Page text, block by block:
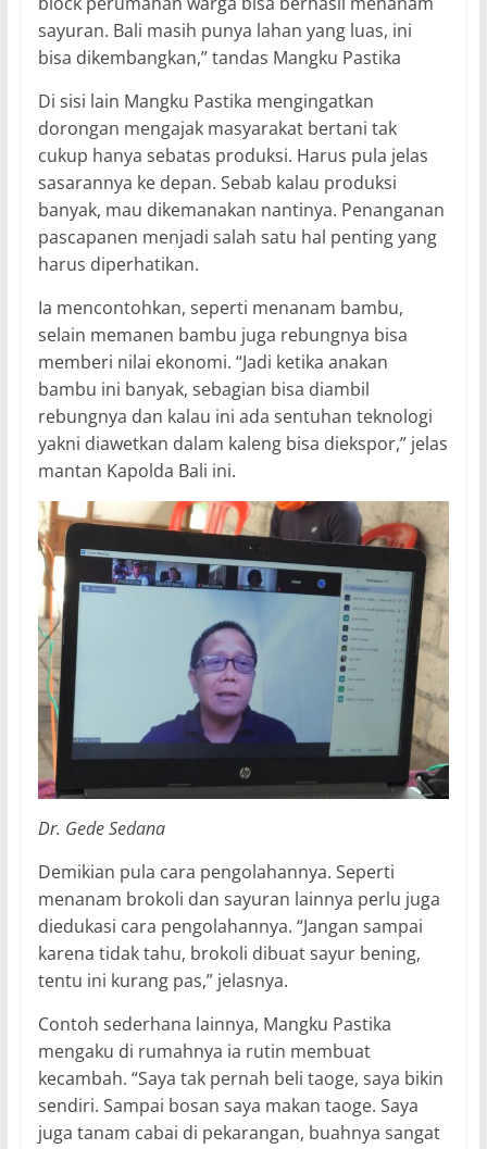
sayuran. Bali masih punya lahan yang luas, ini
bisa dikembangkan,” tandas Mangku Pastika
Di sisi lain Mangku Pastika mengingatkan
dorongan mengajak masyarakat bertani tak
cukup hanya sebatas produksi. Harus pula jelas
sasarannya ke depan. Sebab kalau produksi
banyak, mau dikemanakan nantinya. Penanganan
pascapanen menjadi salah satu hal penting yang
harus diperhatikan.
Ia mencontohkan, seperti menanam bambu,
selain memanen bambu juga rebungnya bisa
memberi nilai ekonomi. “Jadi ketika anakan
bambu ini banyak, sebagian bisa diambil
rebungnya dan kalau ini ada sentuhan teknologi
yakni diawetkan dalam kaleng bisa diekspor,” jelas
mantan Kapolda Bali ini.
Dr. Gede Sedana
Demikian pula cara pengolahannya. Seperti
menanam brokoli dan sayuran lainnya perlu juga
diedukasi cara pengolahannya. “Jangan sampai
karena tidak tahu, brokoli dibuat sayur bening,
tentu ini kurang pas,” jelasnya.
Contoh sederhana lainnya, Mangku Pastika
mengaku di rumahnya ia rutin membuat
kecambah. “Saya tak pernah beli taoge, saya bikin
sendiri. Sampai bosan saya makan taoge. Saya
juga tanam cabai di pekarangan, buahnya sangat